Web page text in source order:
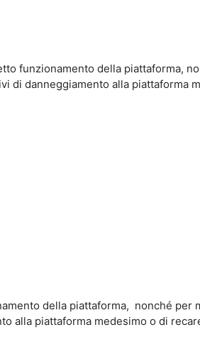
funzionamento della piattaforma,
danneggiamento alla piattaforma
della piattaforma, nonché
alla piattaforma medesimo o di